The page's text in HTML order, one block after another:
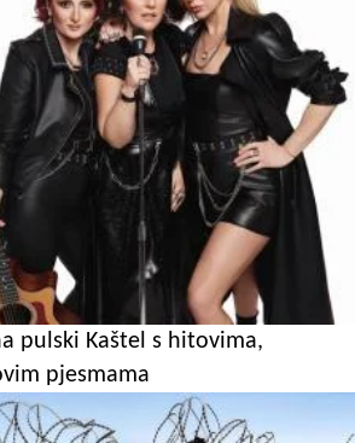
pulski Kaštel s hitovima,
pjesmama